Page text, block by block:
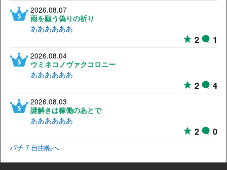
2026.08.07
雨を願う偽りの祈り
ああああああ
2 1
2026.08.04
ウミネコノヴァクコロニー
ああああああ
2 4
2026.08.03
謎解きは稼働のあとで
ああああああ
2 0
パチ７自由帳へ